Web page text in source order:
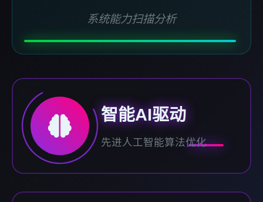
系统能力扫描分析
智能AI驱动
先进人工智能算法优化